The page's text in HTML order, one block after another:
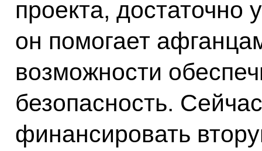
проекта, достаточно
он помогает
возможности
безопасность.
финансировать